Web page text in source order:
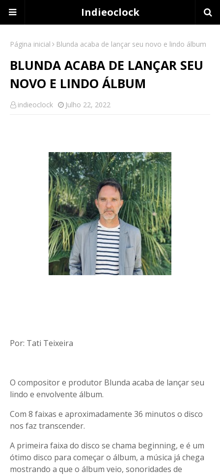
Indieoclock
Página inicial Blunda acaba de lançar seu novo e lindo álbum
BLUNDA ACABA DE LANÇAR SEU
NOVO E LINDO ÁLBUM
indieoclock Julho 22, 2022
Por: Tati Teixeira
O compositor e produtor Blunda acaba de lançar seu
lindo e envolvente álbum.
Com 8 faixas e aproximadamente 36 minutos o disco
nos faz transcender.
A primeira faixa do disco se chama beginning, e é um
ótimo disco para começar o álbum, a música já chega
mostrando a que o álbum veio, sonoridades de